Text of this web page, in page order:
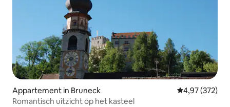
Appartement in Bruneck Gemiddelde
4,97 (372)
Romantisch uitzicht op het kasteel